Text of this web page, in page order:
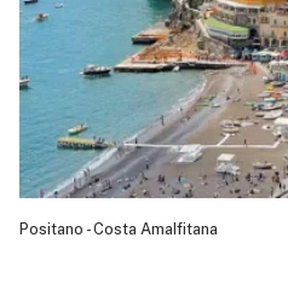
Positano - Costa Amalfitana